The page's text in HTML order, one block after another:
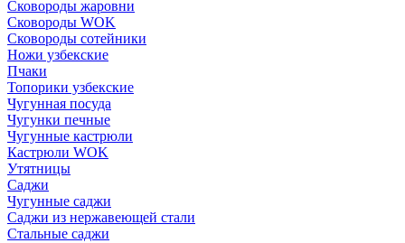
Сковороды жаровни
Сковороды WOK
Сковороды сотейники
Ножи узбекские
Пчаки
Топорики узбекские
Чугунная посуда
Чугунки печные
Чугунные кастрюли
Кастрюли WOK
Утятницы
Саджи
Чугунные саджи
Саджи из нержавеющей стали
Стальные саджи